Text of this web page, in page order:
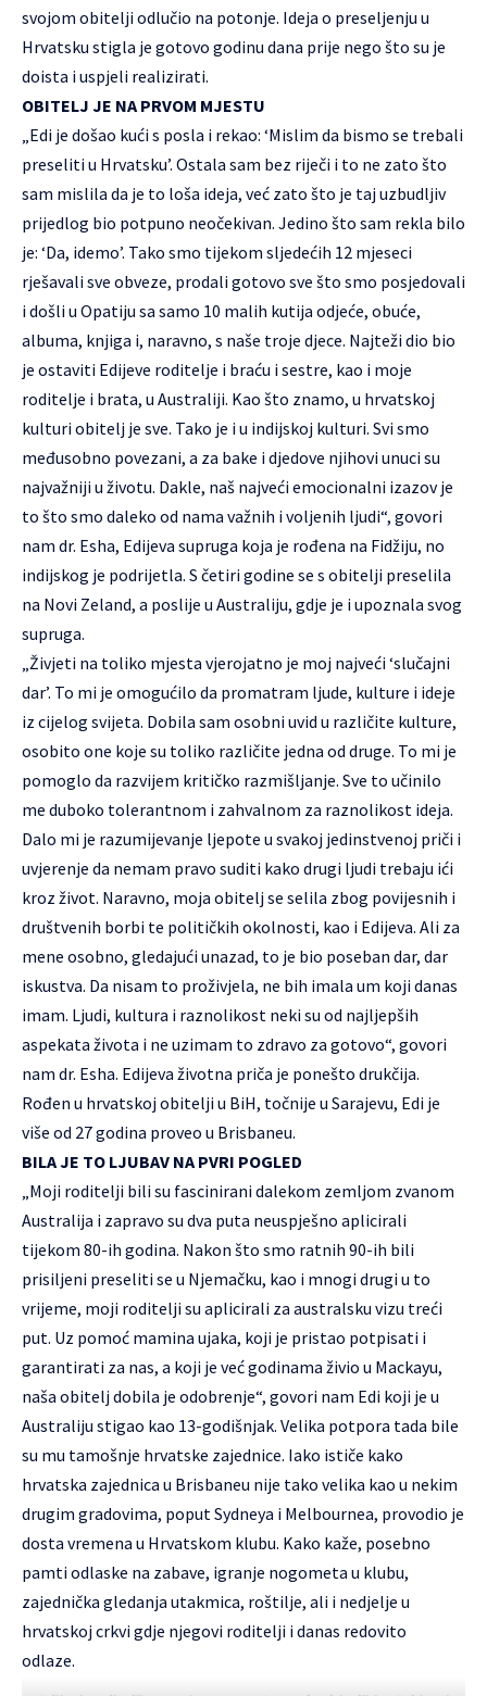
svojom obitelji odlučio na potonje. Ideja o preseljenju u
Hrvatsku stigla je gotovo godinu dana prije nego što su je
doista i uspjeli realizirati.
OBITELJ JE NA PRVOM MJESTU
„Edi je došao kući s posla i rekao: ‘Mislim da bismo se trebali
preseliti u Hrvatsku’. Ostala sam bez riječi i to ne zato što
sam mislila da je to loša ideja, već zato što je taj uzbudljiv
prijedlog bio potpuno neočekivan. Jedino što sam rekla bilo
je: ‘Da, idemo’. Tako smo tijekom sljedećih 12 mjeseci
rješavali sve obveze, prodali gotovo sve što smo posjedovali
i došli u Opatiju sa samo 10 malih kutija odjeće, obuće,
albuma, knjiga i, naravno, s naše troje djece. Najteži dio bio
je ostaviti Edijeve roditelje i braću i sestre, kao i moje
roditelje i brata, u Australiji. Kao što znamo, u hrvatskoj
kulturi obitelj je sve. Tako je i u indijskoj kulturi. Svi smo
međusobno povezani, a za bake i djedove njihovi unuci su
najvažniji u životu. Dakle, naš najveći emocionalni izazov je
to što smo daleko od nama važnih i voljenih ljudi“, govori
nam dr. Esha, Edijeva supruga koja je rođena na Fidžiju, no
indijskog je podrijetla. S četiri godine se s obitelji preselila
na Novi Zeland, a poslije u Australiju, gdje je i upoznala svog
supruga.
„Živjeti na toliko mjesta vjerojatno je moj najveći ‘slučajni
dar’. To mi je omogućilo da promatram ljude, kulture i ideje
iz cijelog svijeta. Dobila sam osobni uvid u različite kulture,
osobito one koje su toliko različite jedna od druge. To mi je
pomoglo da razvijem kritičko razmišljanje. Sve to učinilo
me duboko tolerantnom i zahvalnom za raznolikost ideja.
Dalo mi je razumijevanje ljepote u svakoj jedinstvenoj priči i
uvjerenje da nemam pravo suditi kako drugi ljudi trebaju ići
kroz život. Naravno, moja obitelj se selila zbog povijesnih i
društvenih borbi te političkih okolnosti, kao i Edijeva. Ali za
mene osobno, gledajući unazad, to je bio poseban dar, dar
iskustva. Da nisam to proživjela, ne bih imala um koji danas
imam. Ljudi, kultura i raznolikost neki su od najljepših
aspekata života i ne uzimam to zdravo za gotovo“, govori
nam dr. Esha. Edijeva životna priča je ponešto drukčija.
Rođen u hrvatskoj obitelji u BiH, točnije u Sarajevu, Edi je
više od 27 godina proveo u Brisbaneu.
BILA JE TO LJUBAV NA PVRI POGLED
„Moji roditelji bili su fascinirani dalekom zemljom zvanom
Australija i zapravo su dva puta neuspješno aplicirali
tijekom 80-ih godina. Nakon što smo ratnih 90-ih bili
prisiljeni preseliti se u Njemačku, kao i mnogi drugi u to
vrijeme, moji roditelji su aplicirali za australsku vizu treći
put. Uz pomoć mamina ujaka, koji je pristao potpisati i
garantirati za nas, a koji je već godinama živio u Mackayu,
naša obitelj dobila je odobrenje“, govori nam Edi koji je u
Australiju stigao kao 13-godišnjak. Velika potpora tada bile
su mu tamošnje hrvatske zajednice. Iako ističe kako
hrvatska zajednica u Brisbaneu nije tako velika kao u nekim
drugim gradovima, poput Sydneya i Melbournea, provodio je
dosta vremena u Hrvatskom klubu. Kako kaže, posebno
pamti odlaske na zabave, igranje nogometa u klubu,
zajednička gledanja utakmica, roštilje, ali i nedjelje u
hrvatskoj crkvi gdje njegovi roditelji i danas redovito
odlaze.